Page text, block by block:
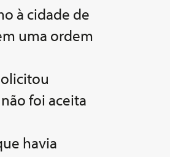
à cidade de
uma ordem
foi aceita
havia